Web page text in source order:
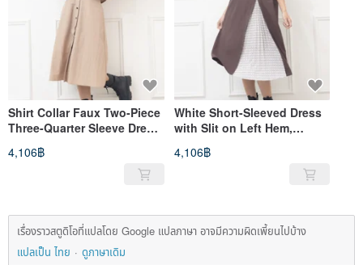
Shirt Collar Faux Two-Piece
Three-Quarter Sleeve Dress,
4,106฿
White Short-Sleeved Dress
with Slit on Left Hem,
4,106฿
เรื่องราวสตูดิโอที่แปลโดย Google แปลภาษา อาจมีความผิดเพี้ยนไปบ้าง
แปลเป็น ไทย
ดูภาษาเดิม